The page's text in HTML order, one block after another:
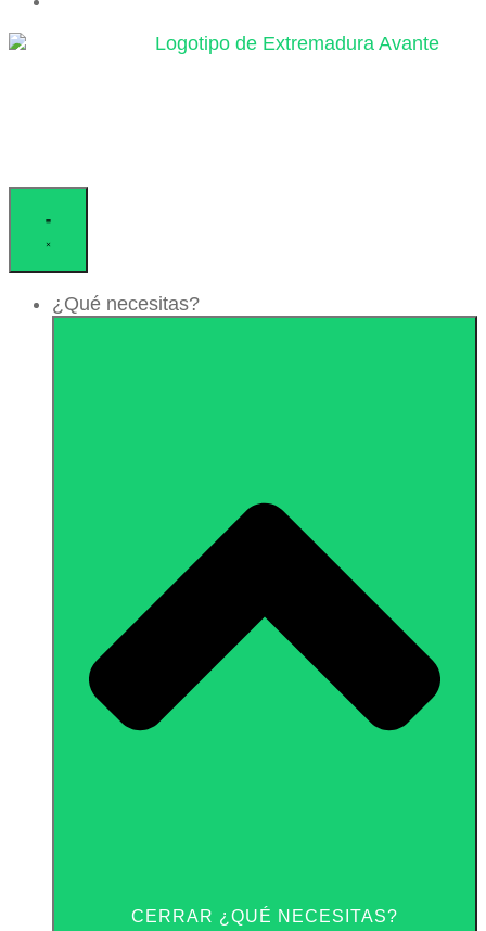
Ir
¿Qué necesitas?
CERRAR ¿QUÉ NECESITAS?